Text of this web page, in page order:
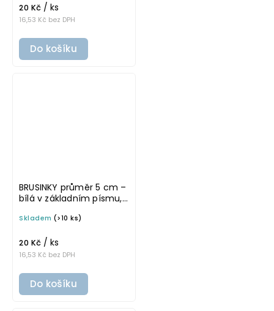
16,53 Kč bez DPH
20 Kč / ks
Do košíku
BRUSINKY průměr 5 cm –
bílá v základním písmu,
na potravinové dózy
Skladem (>10 ks)
16,53 Kč bez DPH
20 Kč / ks
Do košíku